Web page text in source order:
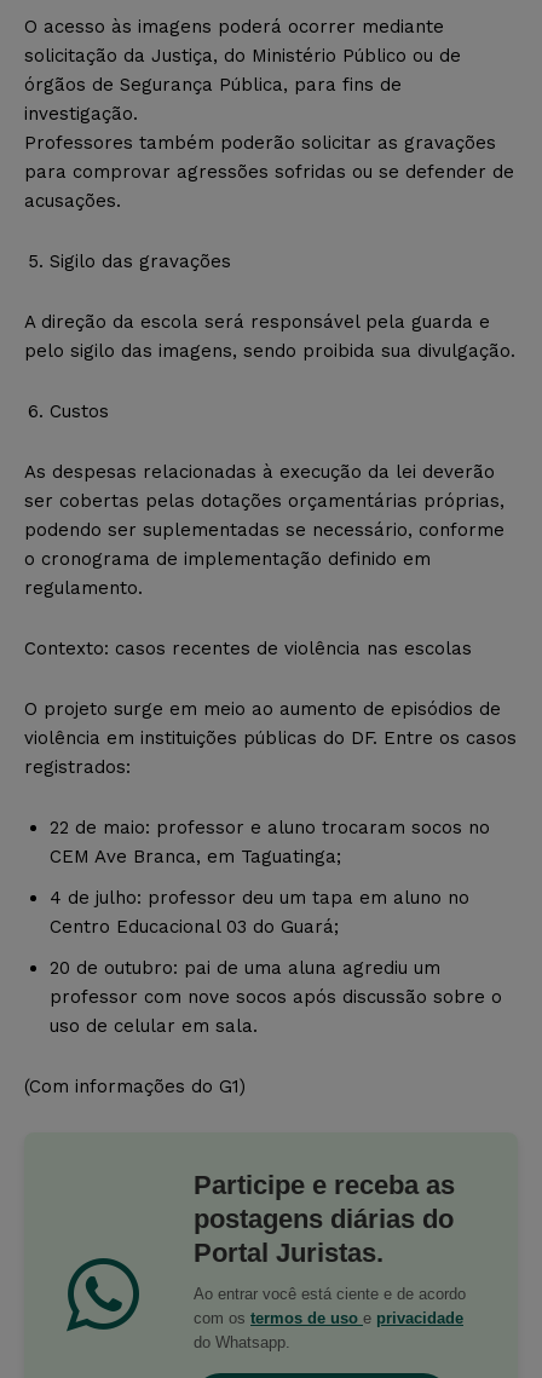
O acesso às imagens poderá ocorrer mediante
solicitação da Justiça, do Ministério Público ou de
órgãos de Segurança Pública, para fins de
investigação.
Professores também poderão solicitar as gravações
para comprovar agressões sofridas ou se defender de
acusações.
Sigilo das gravações
A direção da escola será responsável pela guarda e
pelo sigilo das imagens, sendo proibida sua divulgação.
Custos
As despesas relacionadas à execução da lei deverão
ser cobertas pelas dotações orçamentárias próprias,
podendo ser suplementadas se necessário, conforme
o cronograma de implementação definido em
regulamento.
Contexto: casos recentes de violência nas escolas
O projeto surge em meio ao aumento de episódios de
violência em instituições públicas do DF. Entre os casos
registrados:
22 de maio: professor e aluno trocaram socos no
CEM Ave Branca, em Taguatinga;
4 de julho: professor deu um tapa em aluno no
Centro Educacional 03 do Guará;
20 de outubro: pai de uma aluna agrediu um
professor com nove socos após discussão sobre o
uso de celular em sala.
(Com informações do G1)
Participe e receba as
postagens diárias do
Portal Juristas.
Ao entrar você está ciente e de acordo
com os termos de uso e privacidade
do Whatsapp.